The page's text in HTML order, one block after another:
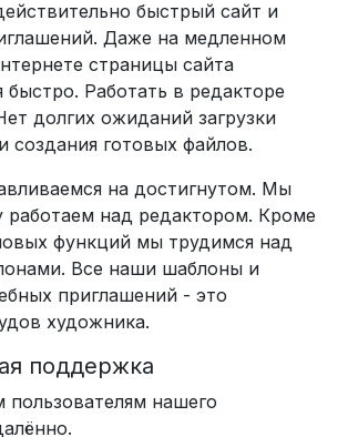
быстрый сайт и
Даже на медленном
страницы сайта
Работать в редакторе
долгих ожиданий загрузки
создания готовых файлов.
на достигнутом. Мы
над редактором. Кроме
функций мы трудимся над
Все наши шаблоны и
приглашений - это
художника.
поддержка
нашего